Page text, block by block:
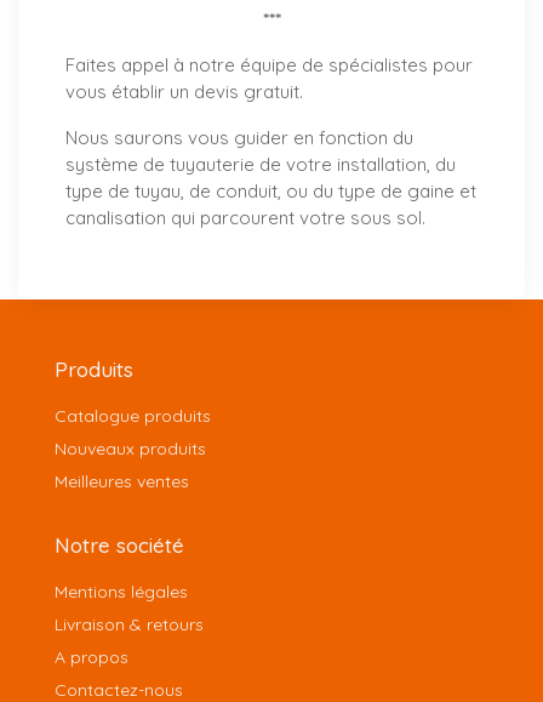
***
Faites appel à notre équipe de spécialistes pour
vous établir un devis gratuit.
Nous saurons vous guider en fonction du
système de tuyauterie de votre installation, du
type de tuyau, de conduit, ou du type de gaine et
canalisation qui parcourent votre sous sol.
Produits
Catalogue produits
Nouveaux produits
Meilleures ventes
Notre société
Mentions légales
Livraison & retours
A propos
Contactez-nous